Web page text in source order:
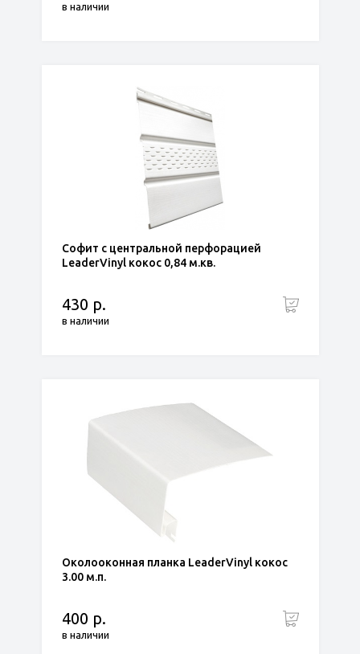
в наличии
Софит с центральной перфорацией
LeaderVinyl кокос 0,84 м.кв.
430 р.
в наличии
Околооконная планка LeaderVinyl кокос
3.00 м.п.
400 р.
в наличии